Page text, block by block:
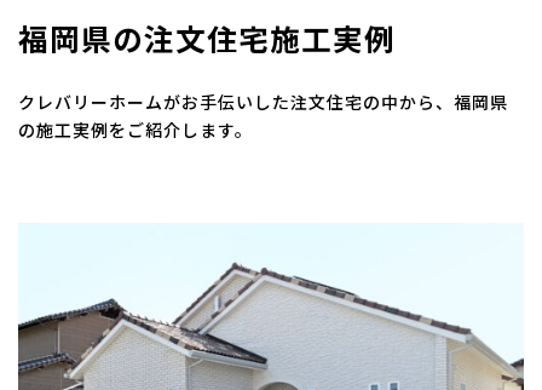
福岡県の注文住宅施工実例
クレバリーホームがお手伝いした注文住宅の中から、福岡県
の施工実例をご紹介します。